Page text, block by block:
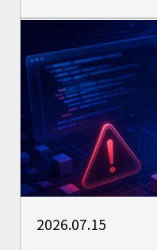
ぶかは目的・予算・対
2026.07.15